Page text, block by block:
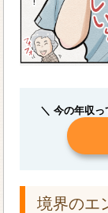
＼ 今の年収
境界のエ